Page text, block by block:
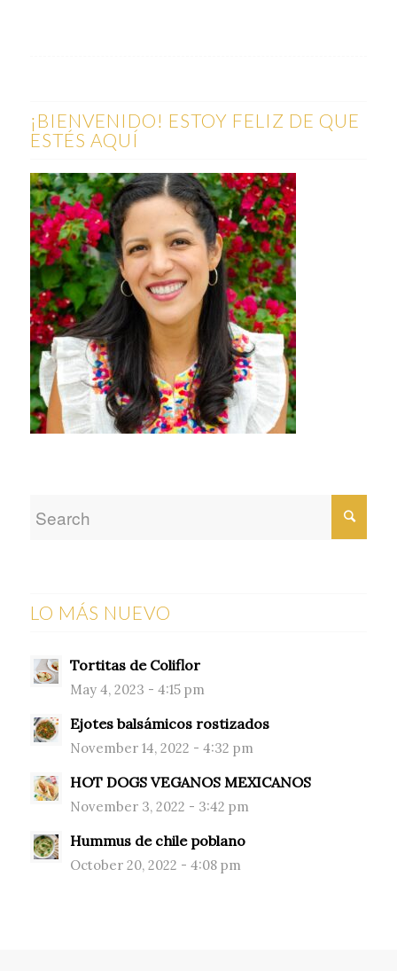
¡BIENVENIDO! ESTOY FELIZ DE QUE
ESTÉS AQUÍ
LO MÁS NUEVO
Tortitas de Coliflor
May 4, 2023 - 4:15 pm
Ejotes balsámicos rostizados
November 14, 2022 - 4:32 pm
HOT DOGS VEGANOS MEXICANOS
November 3, 2022 - 3:42 pm
Hummus de chile poblano
October 20, 2022 - 4:08 pm